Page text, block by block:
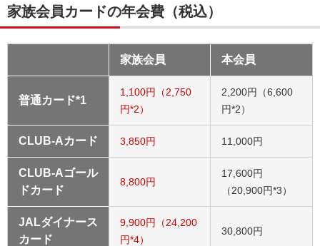
家族会員カードの年会費（税込）
家族会員 本会員
普通カード*1
1,100円（2,750
円*2）
2,200円（6,600
円*2）
CLUB-Aカード 3,850円 11,000円
CLUB-Aゴール
ドカード
8,800円
17,600円
（20,900円*3）
JALダイナース
カード
9,900円（24,200
円*4）
30,800円